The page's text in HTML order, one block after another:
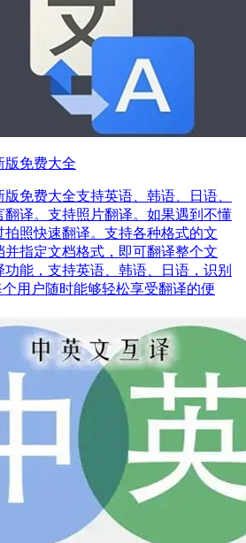
版免费大全
免费大全支持英语、韩语、日语、
翻译。支持照片翻译。如果遇到不懂
拍照快速翻译。支持各种格式的文
并指定文档格式，即可翻译整个文
能，支持英语、韩语、日语，识别
用户随时能够轻松享受翻译的便